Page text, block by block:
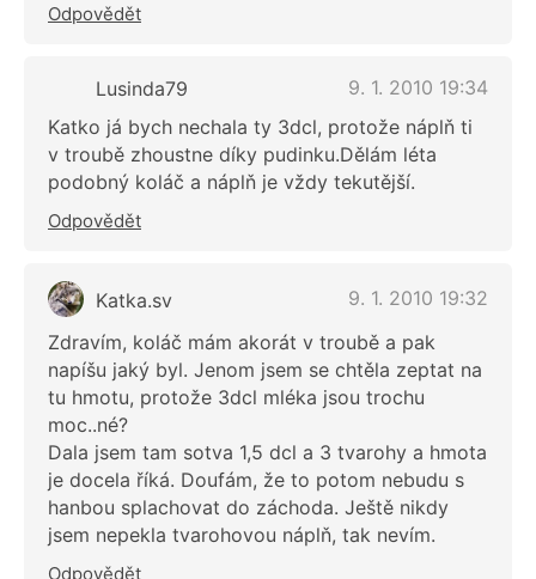
Odpovědět
Lusinda79
9. 1. 2010 19:34
Katko já bych nechala ty 3dcl, protože náplň ti
v troubě zhoustne díky pudinku.Dělám léta
podobný koláč a náplň je vždy tekutější.
Odpovědět
Katka.sv
9. 1. 2010 19:32
Zdravím, koláč mám akorát v troubě a pak
napíšu jaký byl. Jenom jsem se chtěla zeptat na
tu hmotu, protože 3dcl mléka jsou trochu
moc..né?
Dala jsem tam sotva 1,5 dcl a 3 tvarohy a hmota
je docela říká. Doufám, že to potom nebudu s
hanbou splachovat do záchoda. Ještě nikdy
jsem nepekla tvarohovou náplň, tak nevím.
Odpovědět